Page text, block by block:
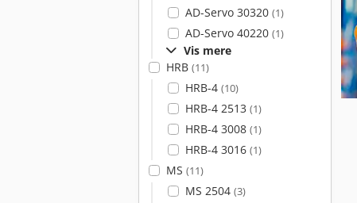
AD-Servo 30320 (1)
AD-Servo 40220 (1)
Vis mere
HRB (11)
HRB-4 (10)
HRB-4 2513 (1)
HRB-4 3008 (1)
HRB-4 3016 (1)
MS (11)
MS 2504 (3)